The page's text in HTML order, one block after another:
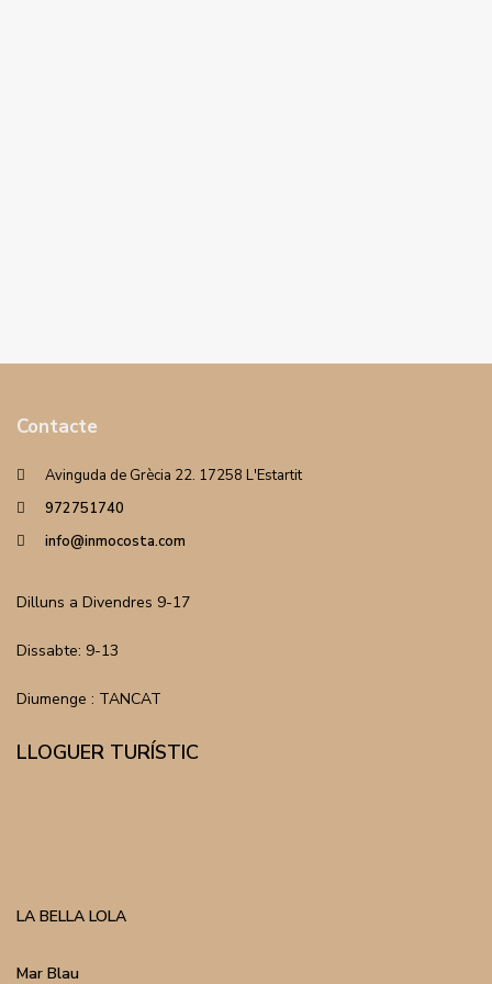
Contacte
Avinguda de Grècia 22. 17258 L'Estartit
972751740
info@inmocosta.com
Dilluns a Divendres 9-17
Dissabte: 9-13
Diumenge : TANCAT
LLOGUER TURÍSTIC
LA BELLA LOLA
Mar Blau